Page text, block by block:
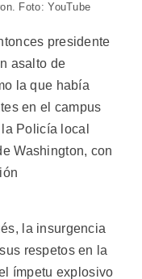
Foto: YouTube
presidente
asalto de
la que había
en el campus
Policía local
Washington, con
la insurgencia
respetos en la
ímpetu explosivo